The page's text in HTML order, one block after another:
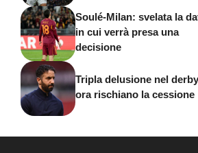
Soulé-Milan: svelata la
in cui verrà presa una
decisione
Tripla delusione nel
ora rischiano la cessione